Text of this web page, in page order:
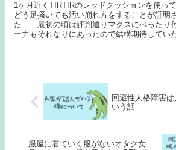
1ヶ月近くTIRTIRのレッドクッションを使っ
どう足掻いても汚い崩れ方をすることが証明
た……最初の頃は評判通りマクスにべったり
ー力もそれなりにあったので結構期待してい
回避性人格障害
いう話
服屋に着ていく服がないオタク女